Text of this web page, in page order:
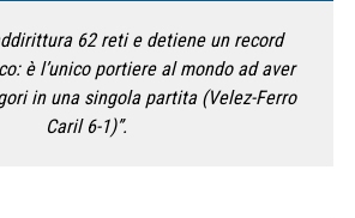
62 reti e detiene un record
è l’unico portiere al mondo ad aver
in una singola partita (Velez-Ferro
Caril 6-1)”.